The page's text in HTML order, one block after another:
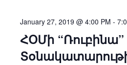
ՀՕՄի
January 27, 2019 @ 4:00 PM -